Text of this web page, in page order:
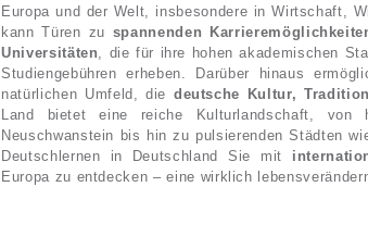
Europa und der Welt, insbesondere in Wirtschaft,
kann Türen zu spannenden
Universitäten , die für ihre hohen akademischen
Studiengebühren erheben. Darüber hinaus
natürlichen Umfeld, die deutsche Kultur,
Land bietet eine reiche Kulturlandschaft, von
Neuschwanstein bis hin zu pulsierenden Städten
Deutschlernen in Deutschland Sie mit
Europa zu entdecken – eine wirklich